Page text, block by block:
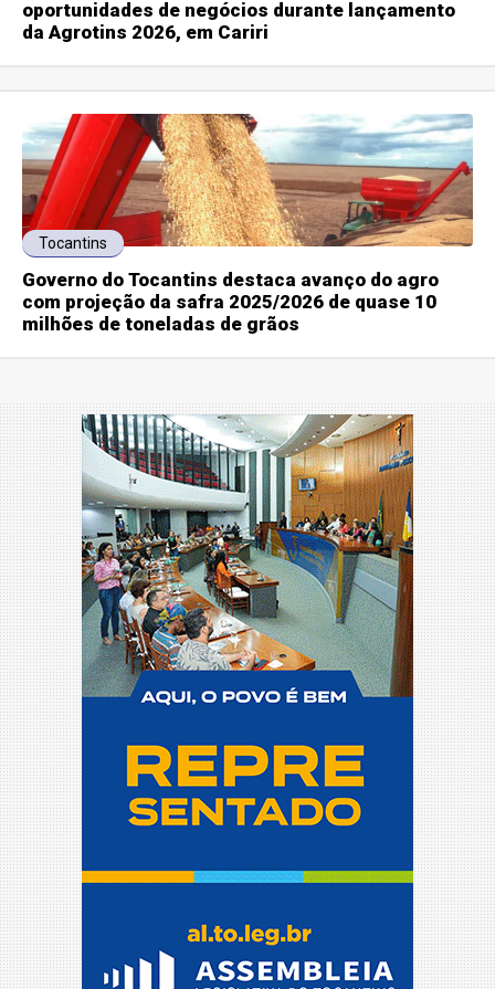
oportunidades de negócios durante lançamento
da Agrotins 2026, em Cariri
Tocantins
Governo do Tocantins destaca avanço do agro
com projeção da safra 2025/2026 de quase 10
milhões de toneladas de grãos